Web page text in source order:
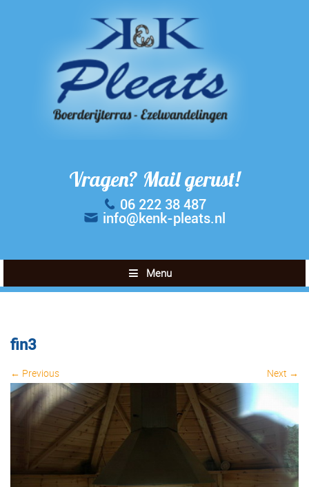
Vragen? Mail gerust!
06 222 38 487
info@kenk-pleats.nl
Menu
fin3
Image navigation
← Previous Next →